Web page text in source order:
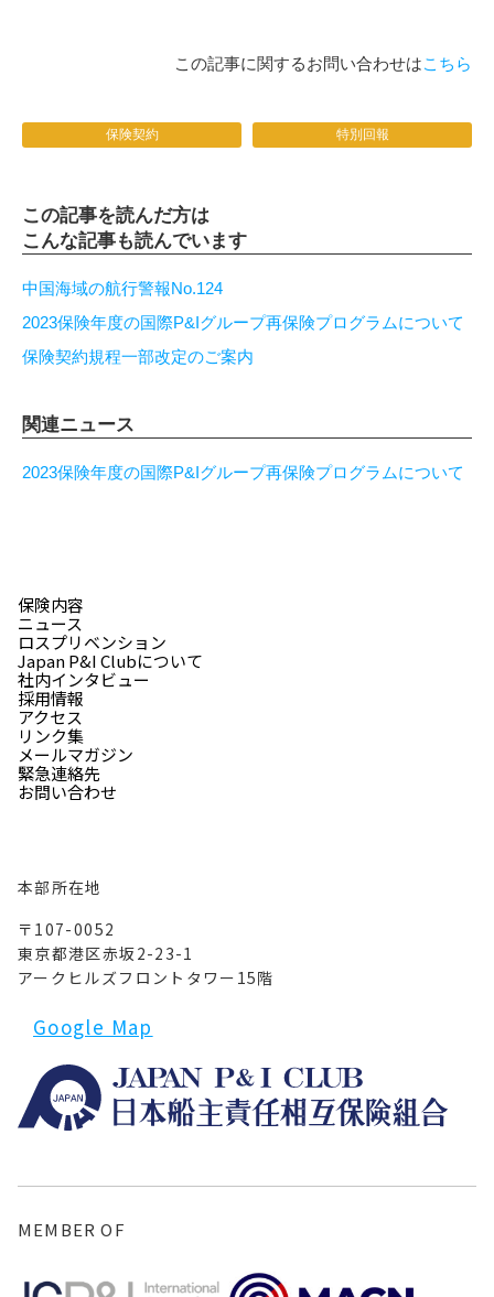
この記事に関するお問い合わせはこちら
保険契約 特別回報
この記事を読んだ方は
こんな記事も読んでいます
中国海域の航行警報No.124
2023保険年度の国際P&Iグループ再保険プログラムについて
保険契約規程一部改定のご案内
関連ニュース
2023保険年度の国際P&Iグループ再保険プログラムについて
本部所在地
〒107-0052
東京都港区赤坂2-23-1
アークヒルズフロントタワー15階
Google Map
保険内容
社内インタビュー
緊急連絡先
ニュース
採用情報
リンク集
ロスプリベンション
アクセス
メールマガジン
Japan P&I Clubについて
お問い合わせ
MEMBER OF